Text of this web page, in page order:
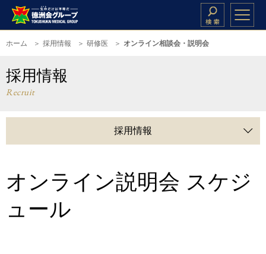
ホーム 採用情報 研修医 オンライン相談会・説明会
採用情報
Recruit
採用情報
オンライン説明会 スケジ
ュール